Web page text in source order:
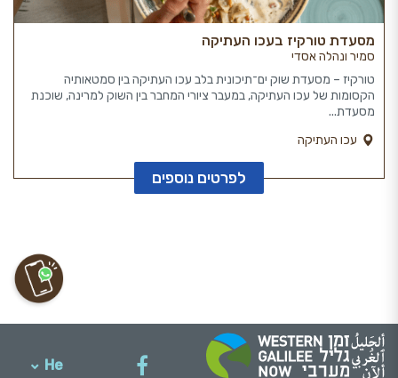
מסעדת טורקיז בעכו העתיקה
סמיר ונהלה אסדי
טורקיז – מסעדת שוק ים־תיכונית בלב עכו העתיקה בין סמטאותיה
הקסומות של עכו העתיקה, במעבר ציורי המחבר בין השוק למרינה, שוכנת
מסעדת...
עכו העתיקה
לפרטים נוספים
He